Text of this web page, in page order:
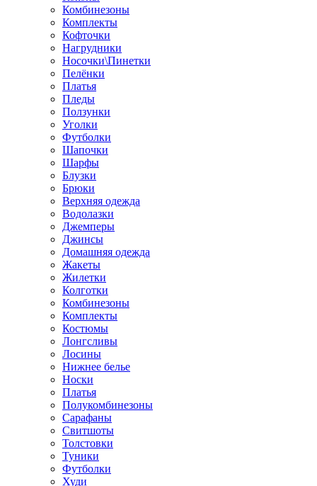
Комбинезоны
Комплекты
Кофточки
Нагрудники
Носочки\Пинетки
Пелёнки
Платья
Пледы
Ползунки
Уголки
Футболки
Шапочки
Шарфы
Блузки
Брюки
Верхняя одежда
Водолазки
Джемперы
Джинсы
Домашняя одежда
Жакеты
Жилетки
Колготки
Комбинезоны
Комплекты
Костюмы
Лонгсливы
Лосины
Нижнее белье
Носки
Платья
Полукомбинезоны
Сарафаны
Свитшоты
Толстовки
Туники
Футболки
Худи